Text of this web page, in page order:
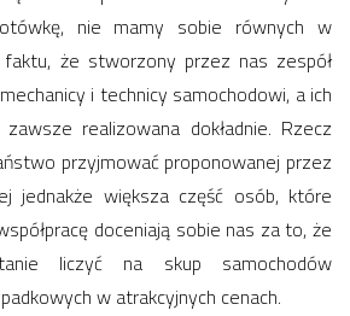
nie mamy sobie równych w
że stworzony przez nas zespół
i technicy samochodowi, a ich
realizowana dokładnie. Rzecz
przyjmować proponowanej przez
jednakże większa część osób, które
doceniają sobie nas za to, że
liczyć na skup samochodów
w atrakcyjnych cenach.